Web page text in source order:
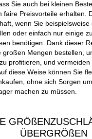
Sie auch bei kleinen
faire Preisvorteile erhalten.
wenn Sie beispielsweise
oder einfach nur einige
benötigen. Dank dieser
großen Mengen bestellen,
profitieren, und
diese Weise können Sie
ohne sich Sorgen
machen zu müssen.
ÜBERGRÖßEN